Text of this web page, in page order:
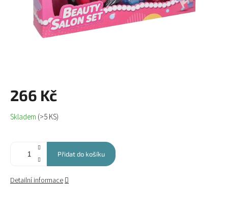
266 Kč
Měrná
cena:
Skladem (>5 KS)
Přidat do košíku
Detailní informace